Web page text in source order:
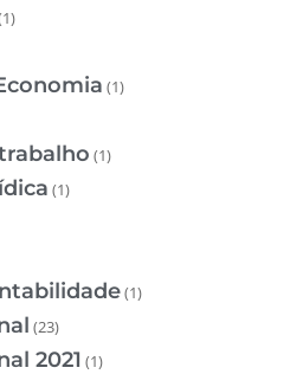
(1)
(1)
(1)
(1)
(23)
2021 (1)